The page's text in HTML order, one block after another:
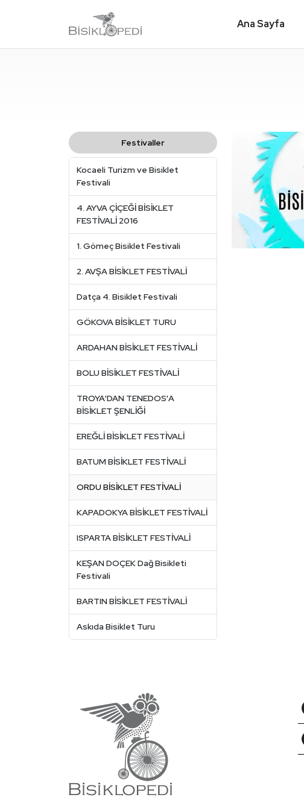
Ana Sayfa
Festivaller
Kocaeli Turizm ve Bisiklet
Festivali
4. AYVA ÇİÇEĞİ BİSİKLET
FESTİVALİ 2016
1. Gömeç Bisiklet Festivali
2. AVŞA BİSİKLET FESTİVALİ
Datça 4. Bisiklet Festivali
GÖKOVA BİSİKLET TURU
ARDAHAN BİSİKLET FESTİVALİ
BOLU BİSİKLET FESTİVALİ
TROYA'DAN TENEDOS'A
BİSİKLET ŞENLİĞİ
EREĞLİ BİSİKLET FESTİVALİ
BATUM BİSİKLET FESTİVALİ
ORDU BİSİKLET FESTİVALİ
KAPADOKYA BİSİKLET FESTİVALİ
ISPARTA BİSİKLET FESTİVALİ
KEŞAN DOÇEK Dağ Bisikleti
Festivali
BARTIN BİSİKLET FESTİVALİ
Askıda Bisiklet Turu